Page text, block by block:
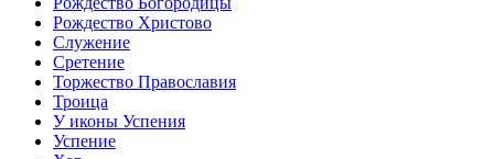
Рождество Христово
Служение
Сретение
Торжество Православия
Троица
У иконы Успения
Успение